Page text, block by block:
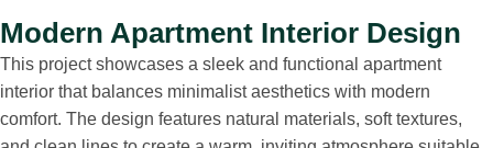
Modern Apartment Interior Design
This project showcases a sleek and functional apartment
interior that balances minimalist aesthetics with modern
comfort. The design features natural materials, soft textures,